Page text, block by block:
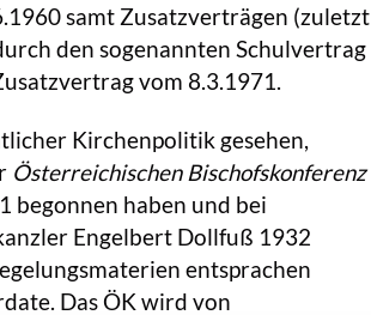
samt Zusatzverträgen (zuletzt
den sogenannten Schulvertrag
vom 8.3.1971.
Kirchenpolitik gesehen,
Österreichischen Bischofskonferenz
begonnen haben und bei
Engelbert Dollfuß 1932
entsprachen
Das ÖK wird von